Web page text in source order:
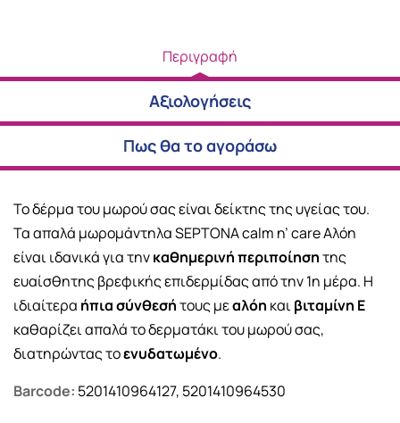
Περιγραφή
Αξιολογήσεις
Πως θα το αγοράσω
Το δέρμα του μωρού σας είναι δείκτης της υγείας του.
Τα απαλά μωρομάντηλα SEPTONA calm n’ care Αλόη
είναι ιδανικά για τηνκαθημερινή περιποίησητης
ευαίσθητης βρεφικής επιδερμίδας από την 1η μέρα. Η
ιδιαίτερα ήπια σύνθεσήτους μεαλόη καιβιταμίνη Ε
καθαρίζει απαλά το δερματάκι του μωρού σας,
διατηρώντας τοενυδατωμένο.
Barcode: 5201410964127, 5201410964530